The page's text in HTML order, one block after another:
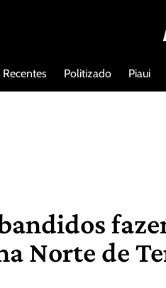
Recentes Politizado Piaui
Norte de